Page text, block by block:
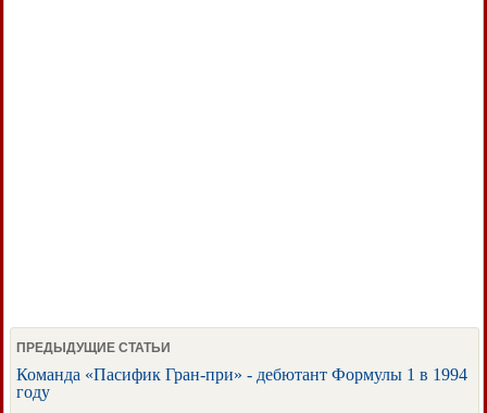
ПРЕДЫДУЩИЕ СТАТЬИ
Команда «Пасифик Гран-при» - дебютант Формулы 1 в 1994
году